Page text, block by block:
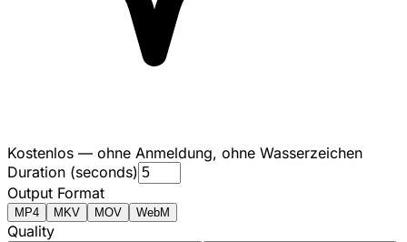
Kostenlos — ohne Anmeldung, ohne Wasserzeichen
Duration (seconds)
Output Format
MP4 MKV MOV WebM
Quality